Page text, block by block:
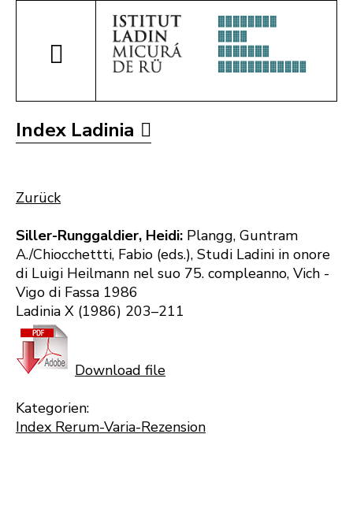
Index Ladinia
Zurück
Siller-Runggaldier, Heidi: Plangg, Guntram
A./Chiocchettti, Fabio (eds.), Studi Ladini in onore
di Luigi Heilmann nel suo 75. compleanno, Vich -
Vigo di Fassa 1986
Ladinia X (1986) 203–211
Download file
Kategorien:
Index Rerum-Varia-Rezension